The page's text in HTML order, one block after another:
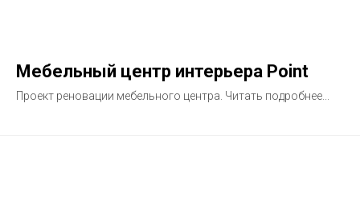
Мебельный центр интерьера Point
Проект реновации мебельного центра. Читать подробнее...